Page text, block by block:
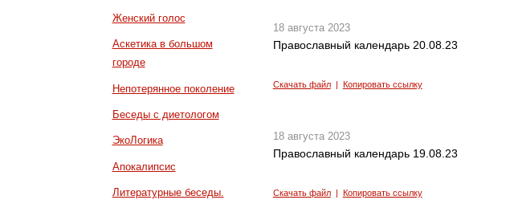
Женский голос
Аскетика в большом
городе
Непотерянное поколение
Беседы с диетологом
ЭкоЛогика
Апокалипсис
Литературные беседы.
18 августа 2023
Православный календарь 20.08.23
Скачать файл| Копировать ссылку
18 августа 2023
Православный календарь 19.08.23
Скачать файл| Копировать ссылку